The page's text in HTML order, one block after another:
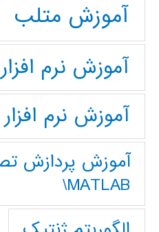
آموزش متلب
آموزش نرم افزار MATLAB
آموزش نرم
آموزش پردازش
MATLAB\